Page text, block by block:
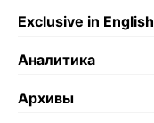
Exclusive in English
Аналитика
Архивы